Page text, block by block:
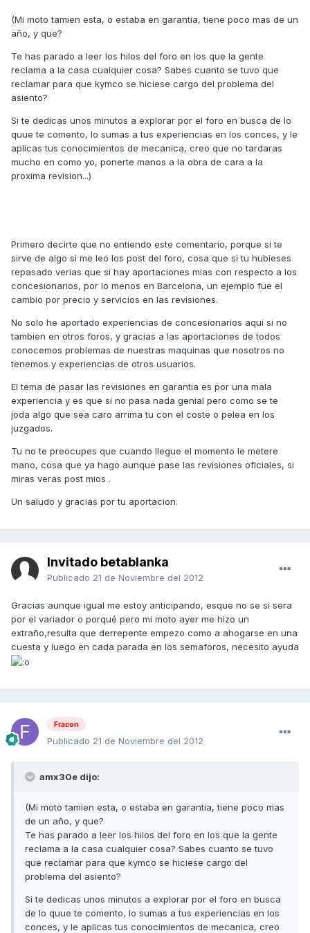
(Mi moto tamien esta, o estaba en garantia, tiene poco mas de un
año, y que?
Te has parado a leer los hilos del foro en los que la gente
reclama a la casa cualquier cosa? Sabes cuanto se tuvo que
reclamar para que kymco se hiciese cargo del problema del
asiento?
Si te dedicas unos minutos a explorar por el foro en busca de lo
quue te comento, lo sumas a tus experiencias en los conces, y le
aplicas tus conocimientos de mecanica, creo que no tardaras
mucho en como yo, ponerte manos a la obra de cara a la
proxima revision...)
Primero decirte que no entiendo este comentario, porque si te
sirve de algo si me leo los post del foro, cosa que si tu hubieses
repasado verias que si hay aportaciones mias con respecto a los
concesionarios, por lo menos en Barcelona, un ejemplo fue el
cambio por precio y servicios en las revisiones.
No solo he aportado experiencias de concesionarios aqui si no
tambien en otros foros, y gracias a las aportaciones de todos
conocemos problemas de nuestras maquinas que nosotros no
tenemos y experiencias de otros usuarios.
El tema de pasar las revisiones en garantia es por una mala
experiencia y es que si no pasa nada genial pero como se te
joda algo que sea caro arrima tu con el coste o pelea en los
juzgados.
Tu no te preocupes que cuando llegue el momento le metere
mano, cosa que ya hago aunque pase las revisiones oficiales, si
miras veras post mios .
Un saludo y gracias por tu aportacion.
Invitado betablanka
Publicado 21 de Noviembre del 2012
Gracias aunque igual me estoy anticipando, esque no se si sera
por el variador o porqué pero mi moto ayer me hizo un
extraño,resulta que derrepente empezo como a ahogarse en una
cuesta y luego en cada parada en los semaforos, necesito ayuda
Fracon
Publicado 21 de Noviembre del 2012
amx30e dijo:
(Mi moto tamien esta, o estaba en garantia, tiene poco mas
de un año, y que?
Te has parado a leer los hilos del foro en los que la gente
reclama a la casa cualquier cosa? Sabes cuanto se tuvo
que reclamar para que kymco se hiciese cargo del
problema del asiento?
Si te dedicas unos minutos a explorar por el foro en busca
de lo quue te comento, lo sumas a tus experiencias en los
conces, y le aplicas tus conocimientos de mecanica, creo